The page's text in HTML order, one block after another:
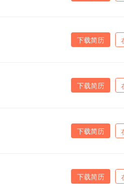
下载简历
下载简历
下载简历
下载简历